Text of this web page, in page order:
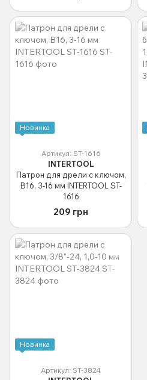
Новинка
Артикул: ST-1616
INTERTOOL
Патрон для дрели с ключом,
B16, 3-16 мм INTERTOOL ST-
1616
209 грн
Новинка
Артикул: ST-3824